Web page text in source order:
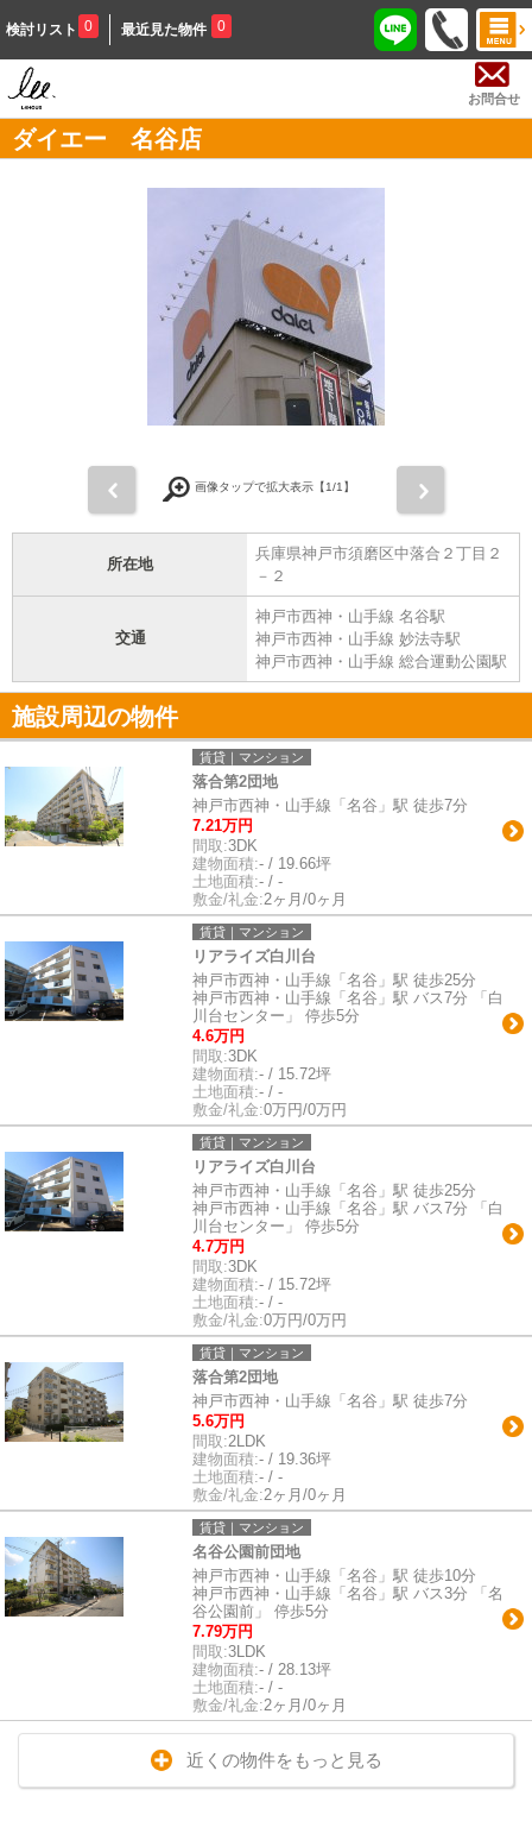
検討リスト 0 最近見た物件 0
お問合せ
ダイエー 名谷店
画像タップで拡大表示【1/1】
所在地
兵庫県神戸市須磨区中落合２丁目２
－２
交通
神戸市西神・山手線 名谷駅
神戸市西神・山手線 妙法寺駅
神戸市西神・山手線 総合運動公園駅
施設周辺の物件
賃貸｜マンション
落合第2団地
神戸市西神・山手線「名谷」駅 徒歩7分
7.21万円
間取:3DK
建物面積:- / 19.66坪
土地面積:- / -
敷金/礼金:2ヶ月/0ヶ月
賃貸｜マンション
リアライズ白川台
神戸市西神・山手線「名谷」駅 徒歩25分
神戸市西神・山手線「名谷」駅 バス7分 「白
川台センター」 停歩5分
4.6万円
間取:3DK
建物面積:- / 15.72坪
土地面積:- / -
敷金/礼金:0万円/0万円
賃貸｜マンション
リアライズ白川台
神戸市西神・山手線「名谷」駅 徒歩25分
神戸市西神・山手線「名谷」駅 バス7分 「白
川台センター」 停歩5分
4.7万円
間取:3DK
建物面積:- / 15.72坪
土地面積:- / -
敷金/礼金:0万円/0万円
賃貸｜マンション
落合第2団地
神戸市西神・山手線「名谷」駅 徒歩7分
5.6万円
間取:2LDK
建物面積:- / 19.36坪
土地面積:- / -
敷金/礼金:2ヶ月/0ヶ月
賃貸｜マンション
名谷公園前団地
神戸市西神・山手線「名谷」駅 徒歩10分
神戸市西神・山手線「名谷」駅 バス3分 「名
谷公園前」 停歩5分
7.79万円
間取:3LDK
建物面積:- / 28.13坪
土地面積:- / -
敷金/礼金:2ヶ月/0ヶ月
近くの物件をもっと見る